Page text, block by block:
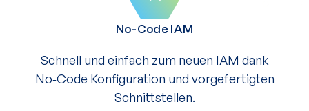
No-Code IAM
Schnell und einfach zum neuen IAM dank
No‑Code Konfiguration und vorgefertigten
Schnittstellen.